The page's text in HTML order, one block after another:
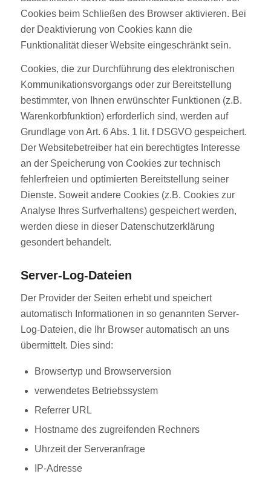
Cookies beim Schließen des Browser aktivieren. Bei
der Deaktivierung von Cookies kann die
Funktionalität dieser Website eingeschränkt sein.
Cookies, die zur Durchführung des elektronischen
Kommunikationsvorgangs oder zur Bereitstellung
bestimmter, von Ihnen erwünschter Funktionen (z.B.
Warenkorbfunktion) erforderlich sind, werden auf
Grundlage von Art. 6 Abs. 1 lit. f DSGVO gespeichert.
Der Websitebetreiber hat ein berechtigtes Interesse
an der Speicherung von Cookies zur technisch
fehlerfreien und optimierten Bereitstellung seiner
Dienste. Soweit andere Cookies (z.B. Cookies zur
Analyse Ihres Surfverhaltens) gespeichert werden,
werden diese in dieser Datenschutzerklärung
gesondert behandelt.
Server-Log-Dateien
Der Provider der Seiten erhebt und speichert
automatisch Informationen in so genannten Server-
Log-Dateien, die Ihr Browser automatisch an uns
übermittelt. Dies sind:
Browsertyp und Browserversion
verwendetes Betriebssystem
Referrer URL
Hostname des zugreifenden Rechners
Uhrzeit der Serveranfrage
IP-Adresse